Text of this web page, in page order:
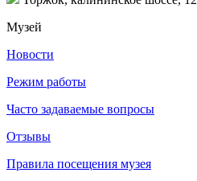
Музей
Новости
Режим работы
Часто задаваемые вопросы
Отзывы
Правила посещения музея